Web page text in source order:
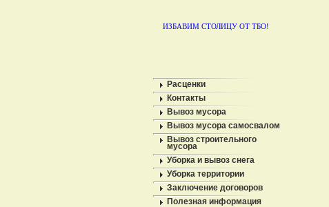
ИЗБАВИМ СТОЛИЦУ ОТ ТБО!
Расценки
Контакты
Вывоз мусора
Вывоз мусора самосвалом
Вывоз строительного
мусора
Уборка и вывоз снега
Уборка территории
Заключение договоров
Полезная информация